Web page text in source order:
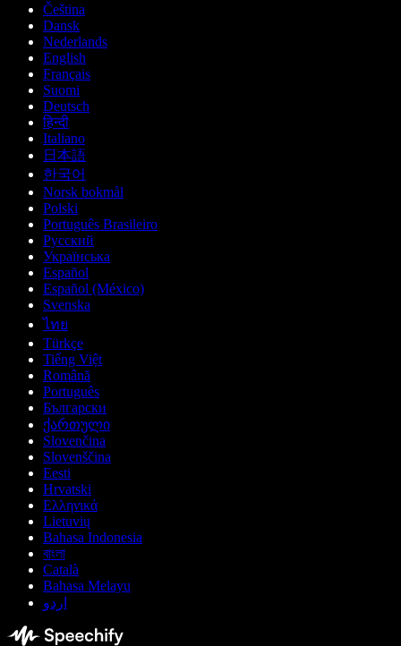
Čeština
Dansk
Nederlands
English
Français
Suomi
Deutsch
हिन्दी
Italiano
日本語
한국어
Norsk bokmål
Polski
Português Brasileiro
Русский
Українська
Español
Español (México)
Svenska
ไทย
Türkçe
Tiếng Việt
Română
Português
Български
ქართული
Slovenčina
Slovenščina
Eesti
Hrvatski
Ελληνικά
Lietuvių
Bahasa Indonesia
বাংলা
Català
Bahasa Melayu
اردو